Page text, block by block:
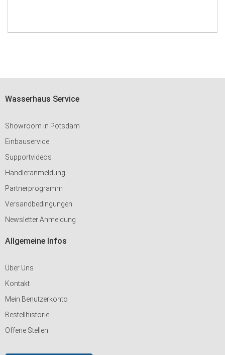
Wasserhaus Service
Showroom in Potsdam
Einbauservice
Supportvideos
Händleranmeldung
Partnerprogramm
Versandbedingungen
Newsletter Anmeldung
Allgemeine Infos
Über Uns
Kontakt
Mein Benutzerkonto
Bestellhistorie
Offene Stellen